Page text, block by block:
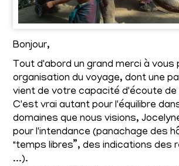
Bonjour,
Tout d'abord un grand merci à vous
organisation du voyage, dont une
vient de votre capacité d'écoute
C'est vrai autant pour l'équilibre
domaines que nous visions,
pour l'intendance (panachage des
"temps libres”, des indications des
...).